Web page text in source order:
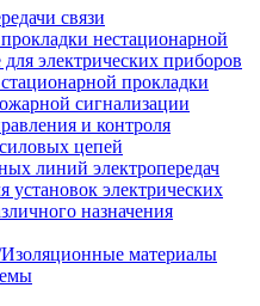
связи
нестационарной
электрических приборов
прокладки
сигнализации
и контроля
цепей
линий электропередач
установок электрических
назначения
Изоляционные материалы